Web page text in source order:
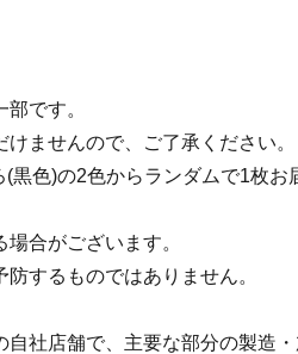
です。
ませんので、ご了承ください。
黒色)の2色からランダムで1枚お
合がございます。
するものではありません。
自社店舗で、主要な部分の製造